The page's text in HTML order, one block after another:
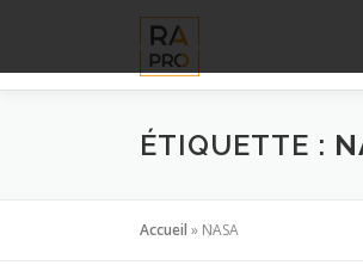
contenu
ÉTIQUETTE :
Accueil » NASA